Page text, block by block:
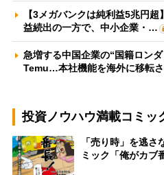
【3メガバンクは純利益5兆円
益続出の一方で、中小企業・…
急増する中国企業の“国籍ロン
Temu…本社機能を海外に移転
投資ノウハウ満載コミッ
「売り時」を逃
ミック「俺がカブ